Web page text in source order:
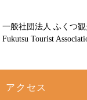
一般社団法人 ふくつ
Fukutsu Tourist
アクセス